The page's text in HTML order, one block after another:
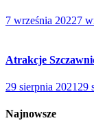
7 września 20227
Atrakcje
29 sierpnia 2021 29
Najnowsze